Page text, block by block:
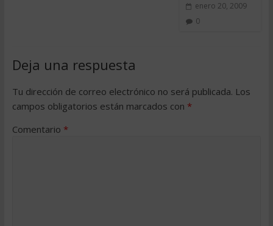
enero 20, 2009
0
Deja una respuesta
Tu dirección de correo electrónico no será publicada. Los
campos obligatorios están marcados con *
Comentario *